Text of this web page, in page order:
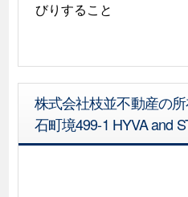
株式会社枝並不動産の
石町境499-1 HYVA and